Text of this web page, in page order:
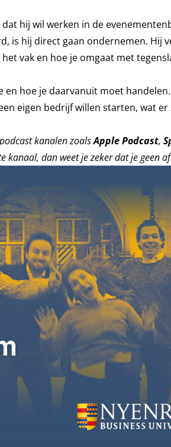
hij wil werken in de
is hij direct gaan ondernemen. Hij
vak en hoe je omgaat met
en hoe je daarvanuit moet
eigen bedrijf willen starten, wat
kanalen zoalsApple Podcast,
kanaal, dan weet je zeker dat je geen